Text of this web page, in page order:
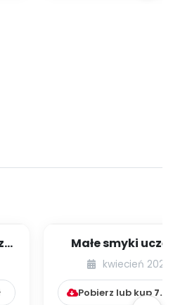
Małe smyki uczą
muzyki i
Zakodowane
kwiecień 2024
Pobierz lub kup